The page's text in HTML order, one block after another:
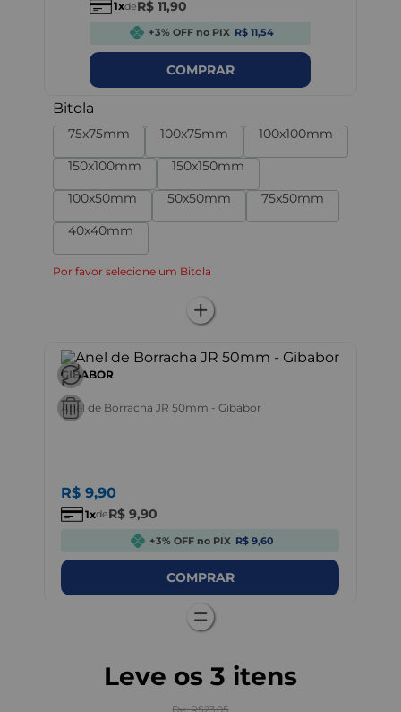
1 deR$ 11,90
+3% OFF no PIX R$ 11,54
COMPRAR
Bitola
75x75mm 100x75mm
100x100mm
150x100mm
150x150mm
100x50mm
50x50mm
75x50mm
40x40mm
Por favor selecione um Bitola
GIBABOR
Anel de Borracha JR 50mm - Gibabor
R$ 9,90
1 deR$ 9,90
+3% OFF no PIX R$ 9,60
COMPRAR
Leve os 3 itens
De:R$23,05